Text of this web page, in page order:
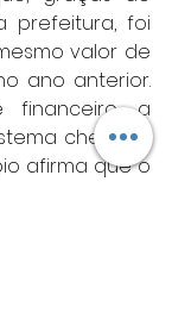
prefeitura, foi
valor de
ano anterior.
financeiro, a
chegaria
afirma que o